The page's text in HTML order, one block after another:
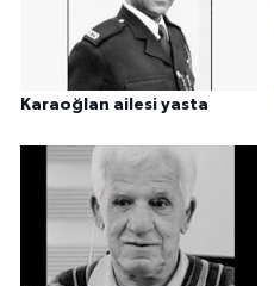
Karaoğlan ailesi yasta